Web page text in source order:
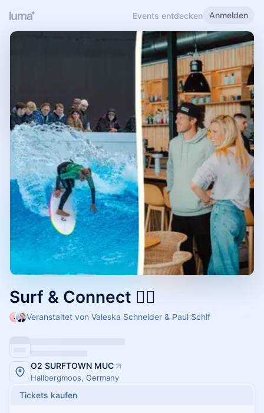
Events entdecken Anmelden
Surf & Connect 🏄🏼
Veranstaltet von Valeska Schneider & Paul Schif
O2 SURFTOWN MUC
Hallbergmoos, Germany
Tickets kaufen